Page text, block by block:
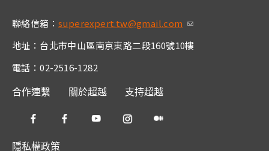
聯絡信箱： superexpert.tw@gmail.com (link sends e-m
地址：台北市中山區南京東路二段160號10樓
電話：02-2516-1282
合作連繫 關於超越 支持超越
隱私權政策